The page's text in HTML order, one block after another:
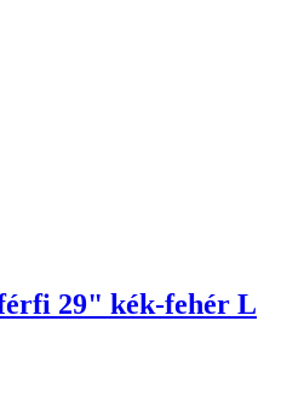
29" kék-fehér L